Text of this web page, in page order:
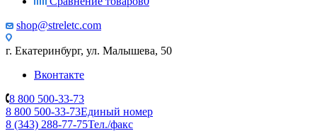
shop@streletc.com
г. Екатеринбург, ул. Малышева, 50
Вконтакте
8 800 500-33-73
8 800 500-33-73Единый номер
8 (343) 288-77-75Тел./факс